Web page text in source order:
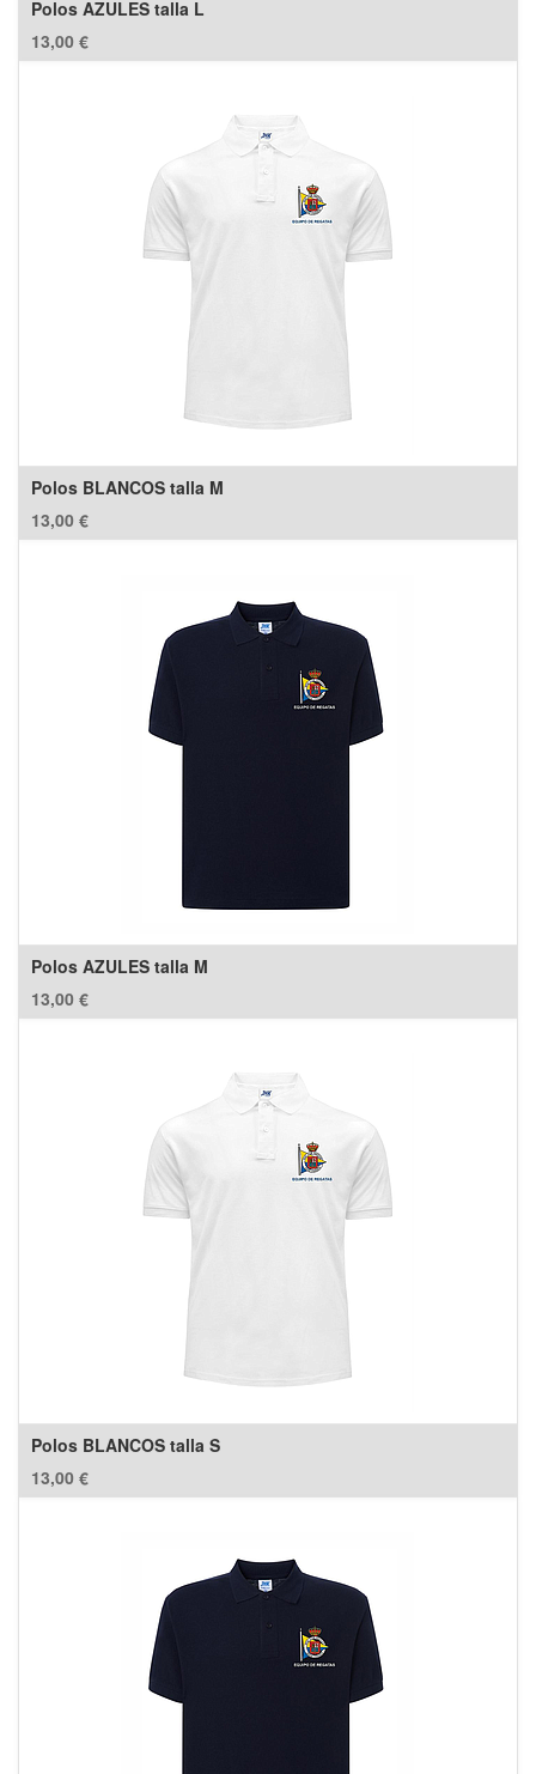
Polos AZULES talla L
13,00 €
Polos BLANCOS talla M
13,00 €
Polos AZULES talla M
13,00 €
Polos BLANCOS talla S
13,00 €